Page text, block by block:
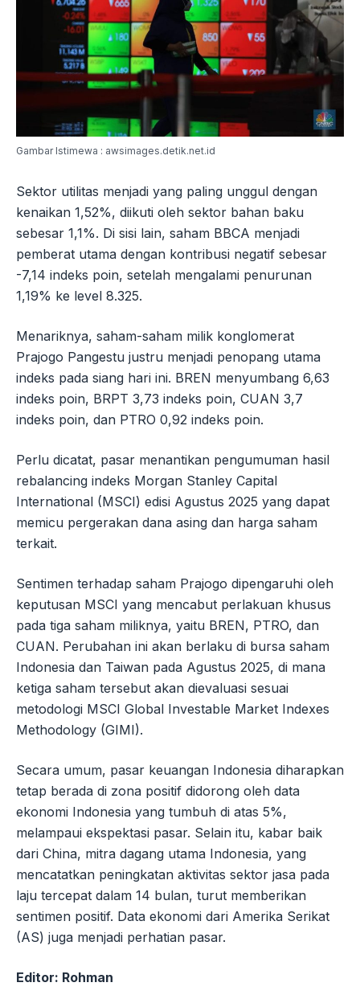
Gambar Istimewa : awsimages.detik.net.id
Sektor utilitas menjadi yang paling unggul dengan
kenaikan 1,52%, diikuti oleh sektor bahan baku
sebesar 1,1%. Di sisi lain, saham BBCA menjadi
pemberat utama dengan kontribusi negatif sebesar
-7,14 indeks poin, setelah mengalami penurunan
1,19% ke level 8.325.
Menariknya, saham-saham milik konglomerat
Prajogo Pangestu justru menjadi penopang utama
indeks pada siang hari ini. BREN menyumbang 6,63
indeks poin, BRPT 3,73 indeks poin, CUAN 3,7
indeks poin, dan PTRO 0,92 indeks poin.
Perlu dicatat, pasar menantikan pengumuman hasil
rebalancing indeks Morgan Stanley Capital
International (MSCI) edisi Agustus 2025 yang dapat
memicu pergerakan dana asing dan harga saham
terkait.
Sentimen terhadap saham Prajogo dipengaruhi oleh
keputusan MSCI yang mencabut perlakuan khusus
pada tiga saham miliknya, yaitu BREN, PTRO, dan
CUAN. Perubahan ini akan berlaku di bursa saham
Indonesia dan Taiwan pada Agustus 2025, di mana
ketiga saham tersebut akan dievaluasi sesuai
metodologi MSCI Global Investable Market Indexes
Methodology (GIMI).
Secara umum, pasar keuangan Indonesia diharapkan
tetap berada di zona positif didorong oleh data
ekonomi Indonesia yang tumbuh di atas 5%,
melampaui ekspektasi pasar. Selain itu, kabar baik
dari China, mitra dagang utama Indonesia, yang
mencatatkan peningkatan aktivitas sektor jasa pada
laju tercepat dalam 14 bulan, turut memberikan
sentimen positif. Data ekonomi dari Amerika Serikat
(AS) juga menjadi perhatian pasar.
Editor: Rohman